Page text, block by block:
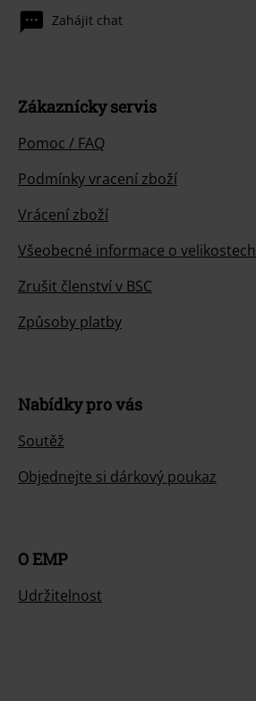
Zahájit chat
Zákaznícky servis
Pomoc / FAQ
Podmínky vracení zboží
Vrácení zboží
Všeobecné informace o velikostech
Zrušit členství v BSC
Způsoby platby
Nabídky pro vás
Soutěž
Objednejte si dárkový poukaz
O EMP
Udržitelnost